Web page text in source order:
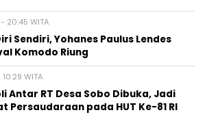
20:45 WITA
Sendiri, Yohanes Paulus Lendes
Komodo Riung
WITA
Antar RT Desa Sobo Dibuka, Jadi
Persaudaraan pada HUT Ke-81 RI